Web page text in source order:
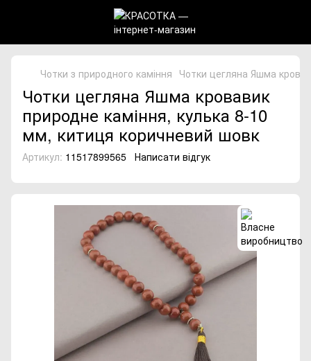
Чотки з природного каміння Чотки цегляна Яшма
Чотки цегляна Яшма кровавик
природне каміння, кулька 8-10
мм, китиця коричневий шовк
Артикул: 11517899565 Написати відгук